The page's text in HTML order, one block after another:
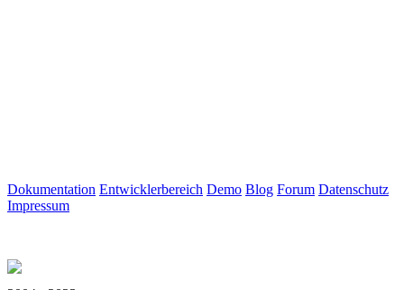
Dokumentation Entwicklerbereich Demo Blog Forum Datenschutz
Impressum